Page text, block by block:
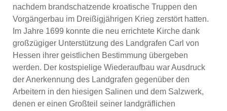
nachdem brandschatzende kroatische Truppen den
Vorgängerbau im Dreißigjährigen Krieg zerstört hatten.
Im Jahre 1699 konnte die neu errichtete Kirche dank
großzügiger Unterstützung des Landgrafen Carl von
Hessen ihrer geistlichen Bestimmung übergeben
werden. Der kostspielige Wiederaufbau war Ausdruck
der Anerkennung des Landgrafen gegenüber den
Arbeitern in den hiesigen Salinen und dem Salzwerk,
denen er einen Großteil seiner landgräflichen